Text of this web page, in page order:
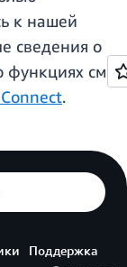
к нашей
сведения о
см.
.
Поддержка